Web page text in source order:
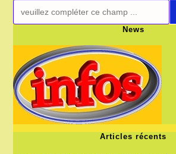
News
Articles récents